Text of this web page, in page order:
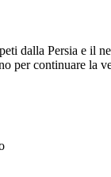
dalla Persia e il
per continuare la